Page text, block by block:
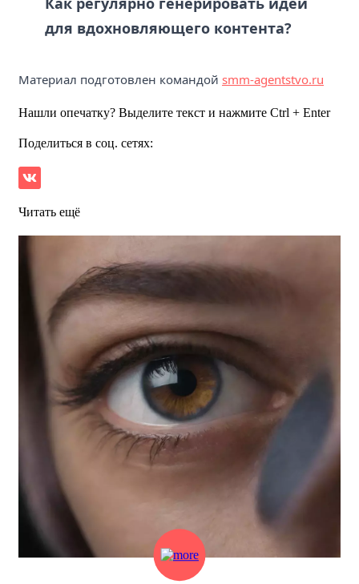
для вдохновляющего контента?
Материал подготовлен командой smm-agentstvo.ru
Нашли опечатку? Выделите текст и нажмите Ctrl + Enter
Поделиться в соц. сетях:
Читать ещё